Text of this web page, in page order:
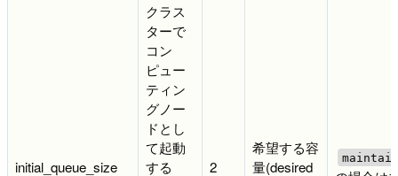
initial_queue_size
クラス
ターで
コン
ピュー
ティン
グノー
ドとし
て起動
する
2
希望する容
量(desired